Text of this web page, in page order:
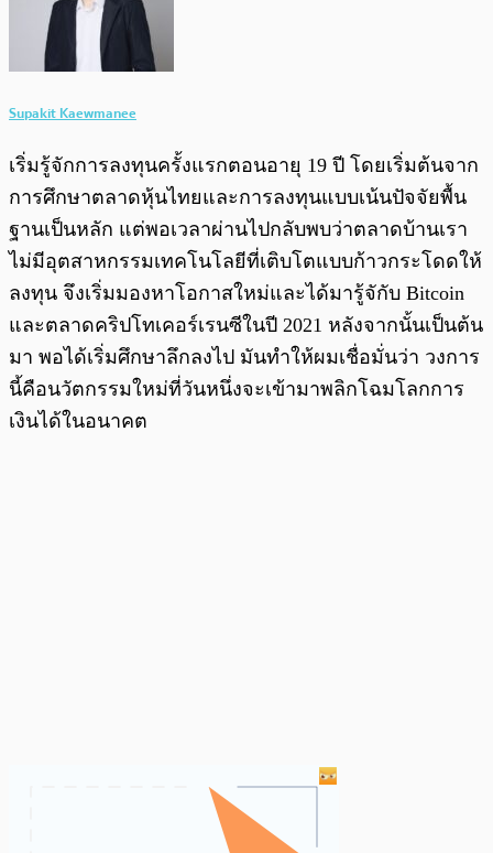
Supakit Kaewmanee
เริ่มรู้จักการลงทุนครั้งแรกตอนอายุ 19 ปี โดยเริ่มต้นจาก
การศึกษาตลาดหุ้นไทยและการลงทุนแบบเน้นปัจจัยพื้น
ฐานเป็นหลัก แต่พอเวลาผ่านไปกลับพบว่าตลาดบ้านเรา
ไม่มีอุตสาหกรรมเทคโนโลยีที่เติบโตแบบก้าวกระโดดให้
ลงทุน จึงเริ่มมองหาโอกาสใหม่และได้มารู้จักับ Bitcoin
และตลาดคริปโทเคอร์เรนซีในปี 2021 หลังจากนั้นเป็นต้น
มา พอได้เริ่มศึกษาลึกลงไป มันทำให้ผมเชื่อมั่นว่า วงการ
นี้คือนวัตกรรมใหม่ที่วันหนึ่งจะเข้ามาพลิกโฉมโลกการ
เงินได้ในอนาคต